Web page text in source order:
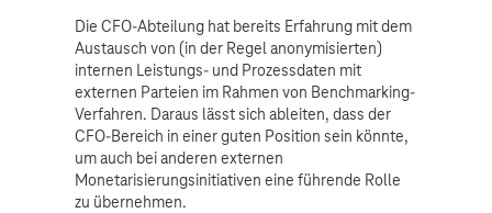
Die CFO-Abteilung hat bereits Erfahrung mit dem
Austausch von (in der Regel anonymisierten)
internen Leistungs- und Prozessdaten mit
externen Parteien im Rahmen von Benchmarking-
Verfahren. Daraus lässt sich ableiten, dass der
CFO-Bereich in einer guten Position sein könnte,
um auch bei anderen externen
Monetarisierungsinitiativen eine führende Rolle
zu übernehmen.